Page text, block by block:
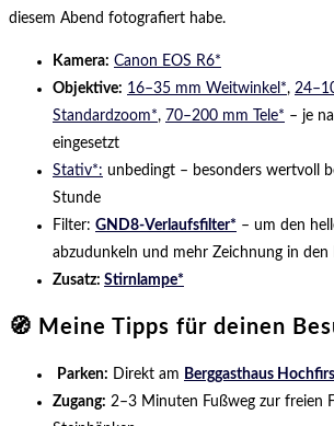
diesem Abend fotografiert habe.
Kamera: Canon EOS R6*
Objektive: 16–35 mm Weitwinkel*,
Standardzoom*, 70–200 mm Tele* – je
eingesetzt
Stativ*: unbedingt – besonders wertvoll
Stunde
Filter: GND8-Verlaufsfilter* – um den
abzudunkeln und mehr Zeichnung in den
Zusatz: Stirnlampe*
🧭 Meine Tipps für deinen
Parken: Direkt am Berggasthaus
Zugang: 2–3 Minuten Fußweg zur freien